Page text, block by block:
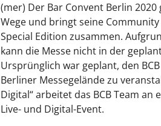
(mer) Der Bar Convent Berlin
Wege und bringt seine
Special Edition zusammen.
kann die Messe nicht in der
Ursprünglich war geplant, den
Berliner Messegelände zu
Digital“ arbeitet das BCB Team
Live- und Digital-Event.